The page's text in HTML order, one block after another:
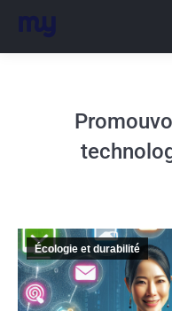
Écologie et durabilité